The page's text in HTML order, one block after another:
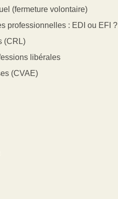
(fermeture volontaire)
professionnelles : EDI ou EFI ?
(CRL)
libérales
(CVAE)